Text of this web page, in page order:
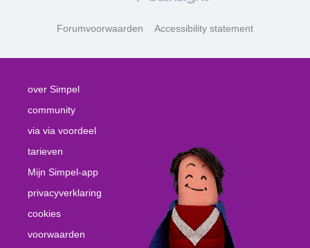
Forumvoorwaarden Accessibility statement
over Simpel
community
via via voordeel
tarieven
Mijn Simpel-app
privacyverklaring
cookies
voorwaarden